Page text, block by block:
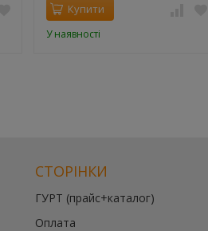
Купити
У наявності
СТОРІНКИ
ГУРТ (прайс+каталог)
Оплата